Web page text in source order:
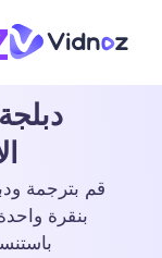
قم بترجمة
بنقرة